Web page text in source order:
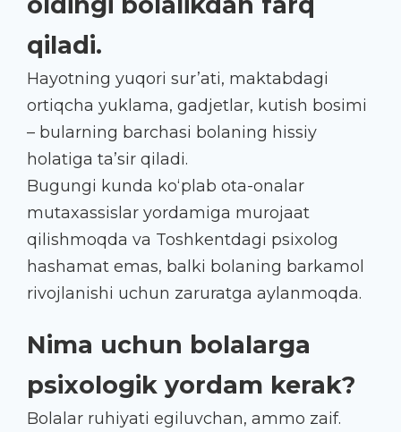
qiladi.
Hayotning yuqori sur’ati, maktabdagi
ortiqcha yuklama, gadjetlar, kutish bosimi
– bularning barchasi bolaning hissiy
holatiga ta’sir qiladi.
Bugungi kunda ko‘plab ota-onalar
mutaxassislar yordamiga murojaat
qilishmoqda va Toshkentdagi psixolog
hashamat emas, balki bolaning barkamol
rivojlanishi uchun zaruratga aylanmoqda.
Nima uchun bolalarga
psixologik yordam kerak?
Bolalar ruhiyati egiluvchan, ammo zaif.